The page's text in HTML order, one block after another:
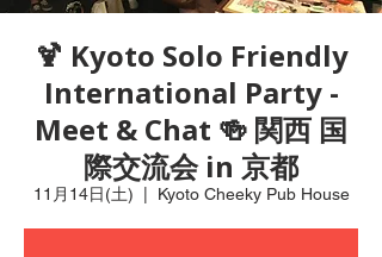
🍹 Kyoto Solo Friendly
International Party -
Meet & Chat 🍻 関西 国
際交流会 in 京都
11月14日(土) Kyoto Cheeky Pub House